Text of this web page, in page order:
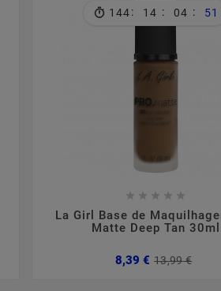
144: 14 : 04 : 50
    
La Girl Base de
Matte Deep Tan 30ml
8,39 € 13,99 €